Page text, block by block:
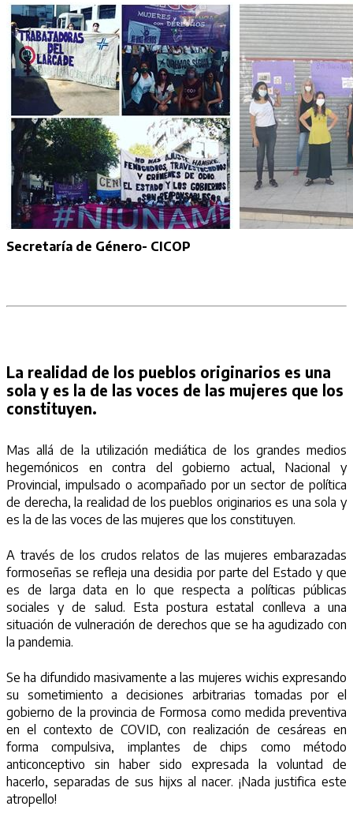
Secretaría de Género- CICOP
La realidad de los pueblos originarios es una
sola y es la de las voces de las mujeres que los
constituyen.
Mas allá de la utilización mediática de los grandes medios
hegemónicos en contra del gobierno actual, Nacional y
Provincial, impulsado o acompañado por un sector de política
de derecha, la realidad de los pueblos originarios es una sola y
es la de las voces de las mujeres que los constituyen.
A través de los crudos relatos de las mujeres embarazadas
formoseñas se refleja una desidia por parte del Estado y que
es de larga data en lo que respecta a políticas públicas
sociales y de salud. Esta postura estatal conlleva a una
situación de vulneración de derechos que se ha agudizado con
la pandemia.
Se ha difundido masivamente a las mujeres wichis expresando
su sometimiento a decisiones arbitrarias tomadas por el
gobierno de la provincia de Formosa como medida preventiva
en el contexto de COVID, con realización de cesáreas en
forma compulsiva, implantes de chips como método
anticonceptivo sin haber sido expresada la voluntad de
hacerlo, separadas de sus hijxs al nacer. ¡Nada justifica este
atropello!